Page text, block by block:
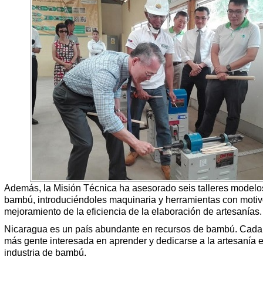
Además, la Misión Técnica ha asesorado seis talleres
bambú, introduciéndoles maquinaria y herramientas con
mejoramiento de la eficiencia de la elaboración de artesanías.
Nicaragua es un país abundante en recursos de bambú.
más gente interesada en aprender y dedicarse a la artesanía e
industria de bambú.